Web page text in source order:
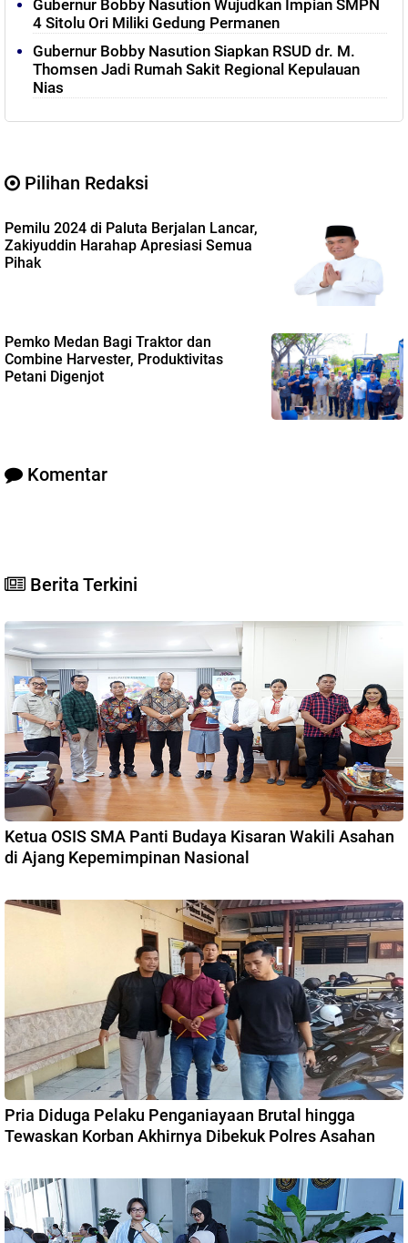
Gubernur Bobby Nasution Wujudkan Impian SMPN
4 Sitolu Ori Miliki Gedung Permanen
Gubernur Bobby Nasution Siapkan RSUD dr. M.
Thomsen Jadi Rumah Sakit Regional Kepulauan
Nias
Pilihan Redaksi
Pemilu 2024 di Paluta Berjalan Lancar,
Zakiyuddin Harahap Apresiasi Semua
Pihak
Pemko Medan Bagi Traktor dan
Combine Harvester, Produktivitas
Petani Digenjot
Komentar
Berita Terkini
Ketua OSIS SMA Panti Budaya Kisaran Wakili Asahan
di Ajang Kepemimpinan Nasional
Pria Diduga Pelaku Penganiayaan Brutal hingga
Tewaskan Korban Akhirnya Dibekuk Polres Asahan